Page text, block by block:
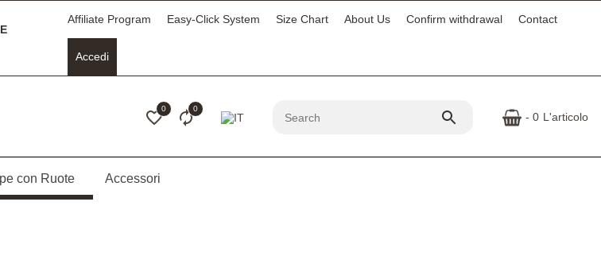
Affiliate Program Easy-Click System Size Chart About Us Confirm withdrawal Contact
Accedi
0 0
- 0 L'articolo
con Ruote Accessori